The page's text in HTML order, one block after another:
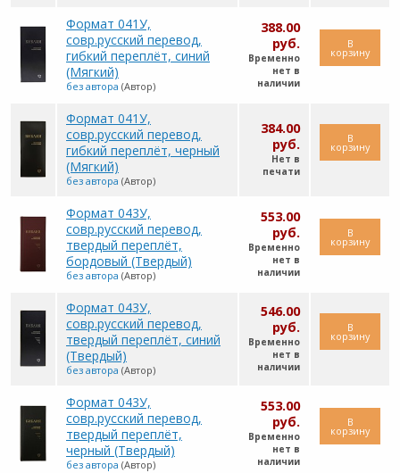
Формат 041У,
совр.русский перевод,
гибкий переплёт, синий
(Мягкий)
без автора (Автор)
388.00
руб.
Временно
нет в
наличии
В
корзину
Формат 041У,
совр.русский перевод,
гибкий переплёт, черный
(Мягкий)
без автора (Автор)
384.00
руб.
Нет в
печати
В
корзину
Формат 043У,
совр.русский перевод,
твердый переплёт,
бордовый (Твердый)
без автора (Автор)
553.00
руб.
Временно
нет в
наличии
В
корзину
Формат 043У,
совр.русский перевод,
твердый переплёт, синий
(Твердый)
без автора (Автор)
546.00
руб.
Временно
нет в
наличии
В
корзину
Формат 043У,
совр.русский перевод,
твердый переплёт,
черный (Твердый)
без автора (Автор)
553.00
руб.
Временно
нет в
наличии
В
корзину